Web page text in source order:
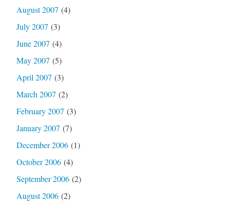
August 2007 (4)
July 2007 (3)
June 2007 (4)
May 2007 (5)
April 2007 (3)
March 2007 (2)
February 2007 (3)
January 2007 (7)
December 2006(1)
October 2006(4)
September 2006(2)
August 2006(2)